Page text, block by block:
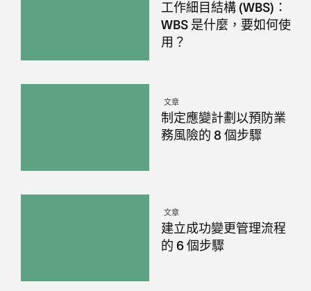
工作細目結構 (WBS)：
WBS 是什麼，要如何使
用？
文章
制定應變計劃以預防業
務風險的 8 個步驟
文章
建立成功變更管理流程
的 6 個步驟